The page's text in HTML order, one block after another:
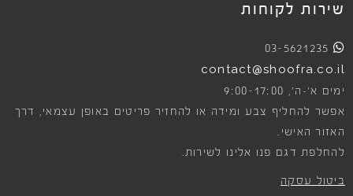
שירות לקוחות
03-5621235
contact@shoofra.co.il
ימים א׳-ה׳, 9:00-17:00
אפשר להחליף צבע ומידה או להחזיר פריטים באופן עצמאי, דרך
האזור האישי.
להחלפת דגם פנו אלינו לשירות.
ביטול עסקה